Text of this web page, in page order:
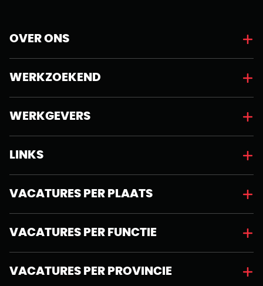
OVER ONS
WERKZOEKEND
WERKGEVERS
LINKS
VACATURES PER PLAATS
VACATURES PER FUNCTIE
VACATURES PER PROVINCIE